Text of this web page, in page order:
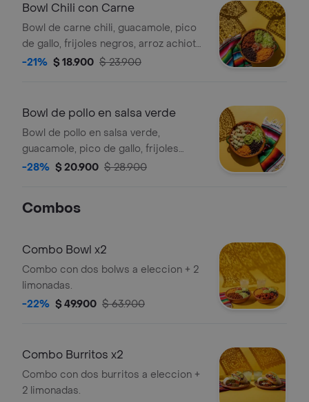
Bowl Chili con Carne
Bowl de carne chili, guacamole, pico
de gallo, frijoles negros, arroz achiote,
lechuga y salsa verde.
-21% $ 18.900 $ 23.900
Bowl de pollo en salsa verde
Bowl de pollo en salsa verde,
guacamole, pico de gallo, frijoles
negros, arroz achiote y lechuga.
-28% $ 20.900 $ 28.900
Combos
Combo Bowl x2
Combo con dos bolws a eleccion + 2
limonadas.
-22% $ 49.900 $ 63.900
Combo Burritos x2
Combo con dos burritos a eleccion +
2 limonadas.